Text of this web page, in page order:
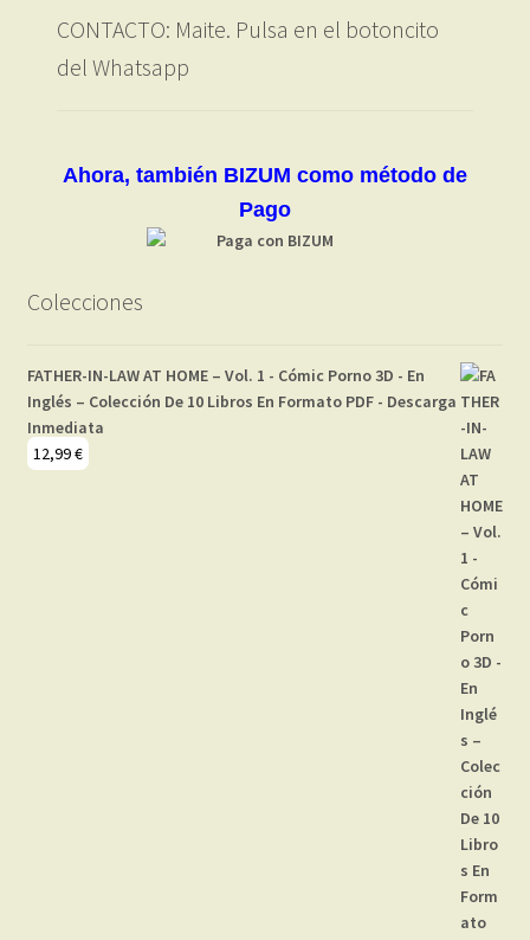
CONTACTO: Maite. Pulsa en el botoncito
del Whatsapp
Ahora, también BIZUM como método de
Pago
Colecciones
FATHER-IN-LAW AT HOME – Vol. 1 - Cómic Porno 3D - En
Inglés – Colección De 10 Libros En Formato PDF - Descarga
Inmediata
12,99€